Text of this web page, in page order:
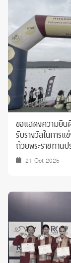
ขอแสดงความยิ
รับรางวัลในการแ
ถ้วยพระราชทาน
21 Oct 2025